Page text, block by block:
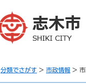
分類でさがす > 市政情報 >